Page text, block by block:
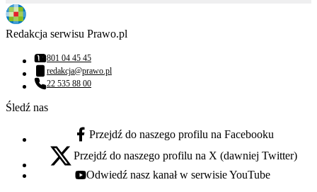
Redakcja serwisu Prawo.pl
Numer telefonu:
801 04 45 45
Adres email:
redakcja@prawo.pl
Numer telefonu:
22 535 88 00
Śledź nas
facebook - otwiera się w nowej karcie
Przejdź do naszego profilu na Facebooku
x - otwiera się w nowej karcie
Przejdź do naszego profilu na X (dawniej Twitter)
youtube - otwiera się w nowej karcie
Odwiedź nasz kanał w serwisie YouTube